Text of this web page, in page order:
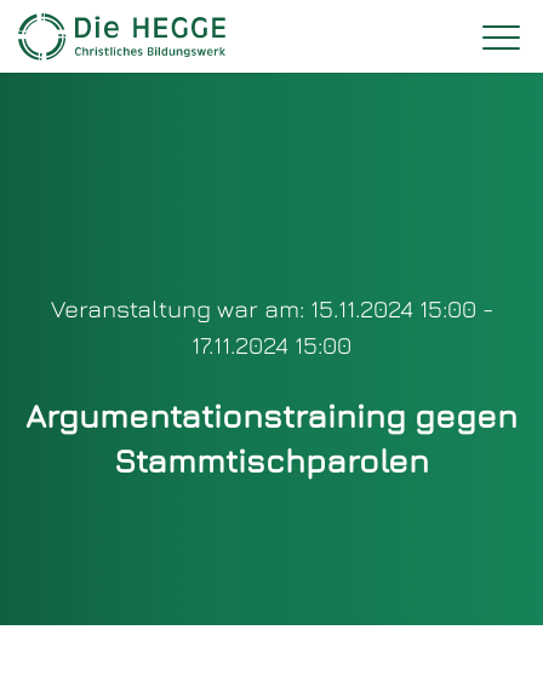
Veranstaltung war am: 15.11.2024 15:00 -
17.11.2024 15:00
Argumentationstraining gegen
Stammtischparolen